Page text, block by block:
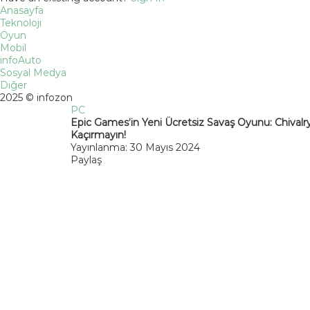
Anasayfa
Teknoloji
Oyun
Mobil
infoAuto
Sosyal Medya
Diğer
2025 © infozon
PC
Epic Games’in Yeni Ücretsiz Savaş Oyunu:
Kaçırmayın!
Yayınlanma: 30 Mayıs 2024
Paylaş